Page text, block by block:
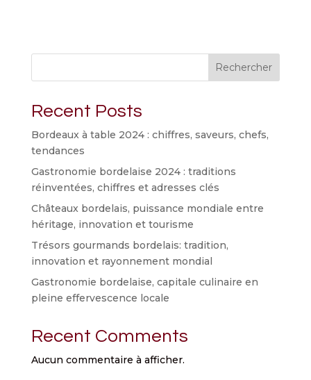
Rechercher
Recent Posts
Bordeaux à table 2024 : chiffres, saveurs, chefs,
tendances
Gastronomie bordelaise 2024 : traditions
réinventées, chiffres et adresses clés
Châteaux bordelais, puissance mondiale entre
héritage, innovation et tourisme
Trésors gourmands bordelais: tradition,
innovation et rayonnement mondial
Gastronomie bordelaise, capitale culinaire en
pleine effervescence locale
Recent Comments
Aucun commentaire à afficher.